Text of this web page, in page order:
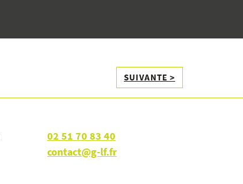
SUIVANTE >
02 51 70 83 40
contact@g-lf.fr